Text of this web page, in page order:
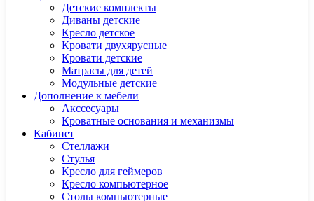
Детские комплекты
Диваны детские
Кресло детское
Кровати двухярусные
Кровати детские
Матрасы для детей
Модульные детские
Дополнение к мебели
Акссесуары
Кроватные основания и механизмы
Кабинет
Cтеллажи
Cтулья
Кресло для геймеров
Кресло компьютерное
Столы компьютерные